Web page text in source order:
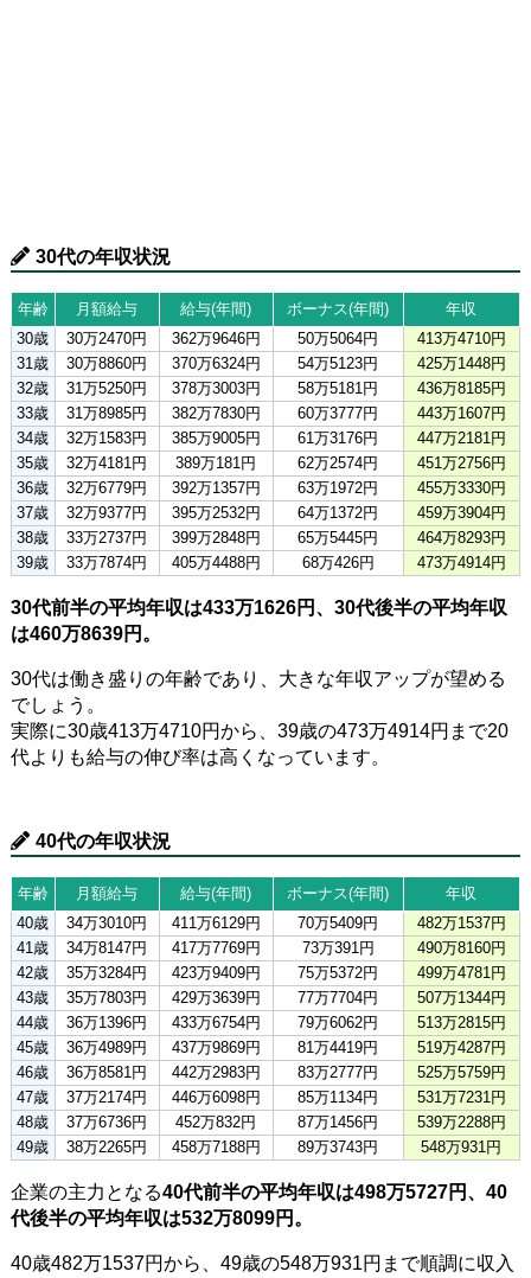
30代の年収状況
年齢 月額給与 給与(年間) ボーナス(年間)
年収
30歳
30万2470円 362万9646円 50万5064円
413万4710円
31歳
30万8860円 370万6324円 54万5123円
425万1448円
32歳
31万5250円 378万3003円 58万5181円
436万8185円
33歳
31万8985円 382万7830円 60万3777円
443万1607円
34歳
32万1583円 385万9005円 61万3176円
447万2181円
35歳
32万4181円 389万181円 62万2574円
451万2756円
36歳
32万6779円 392万1357円 63万1972円
455万3330円
37歳
32万9377円 395万2532円 64万1372円
459万3904円
38歳
33万2737円 399万2848円 65万5445円
464万8293円
39歳
33万7874円 405万4488円 68万426円 473万4914円
30代前半の平均年収は433万1626円、30代後半の平均年収
は460万8639円。
30代は働き盛りの年齢であり、大きな年収アップが望める
でしょう。
実際に30歳413万4710円から、39歳の473万4914円まで20
代よりも給与の伸び率は高くなっています。
40代の年収状況
年齢 月額給与 給与(年間) ボーナス(年間)
年収
40歳
34万3010円 411万6129円 70万5409円
482万1537円
41歳
34万8147円 417万7769円 73万391円
490万8160円
42歳
35万3284円 423万9409円 75万5372円
499万4781円
43歳
35万7803円 429万3639円 77万7704円
507万1344円
44歳
36万1396円 433万6754円 79万6062円
513万2815円
45歳
36万4989円 437万9869円 81万4419円
519万4287円
46歳
36万8581円 442万2983円 83万2777円
525万5759円
47歳
37万2174円 446万6098円 85万1134円
531万7231円
48歳
37万6736円 452万832円 87万1456円
539万2288円
49歳
38万2265円 458万7188円 89万3743円 548万931円
企業の主力となる40代前半の平均年収は498万5727円、40
代後半の平均年収は532万8099円。
40歳482万1537円から、49歳の548万931円まで順調に収入